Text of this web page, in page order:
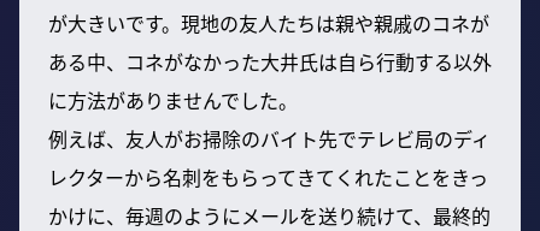
が大きいです。現地の友人たちは親や親戚のコネが
ある中、コネがなかった大井氏は自ら行動する以外
に方法がありませんでした。
例えば、友人がお掃除のバイト先でテレビ局のディ
レクターから名刺をもらってきてくれたことをきっ
かけに、毎週のようにメールを送り続けて、最終的